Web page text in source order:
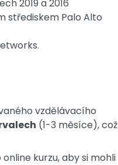
2019 a 2016
střediskem Palo Alto
vzdělávacího
(1-3 měsíce), což
kurzu, aby si mohli